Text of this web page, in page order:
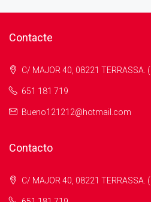
Contacte
C/ MAJOR 40, 08221 TERRASSA.
651 181 719
Bueno121212@hotmail.com
Contacto
C/ MAJOR 40, 08221 TERRASSA.